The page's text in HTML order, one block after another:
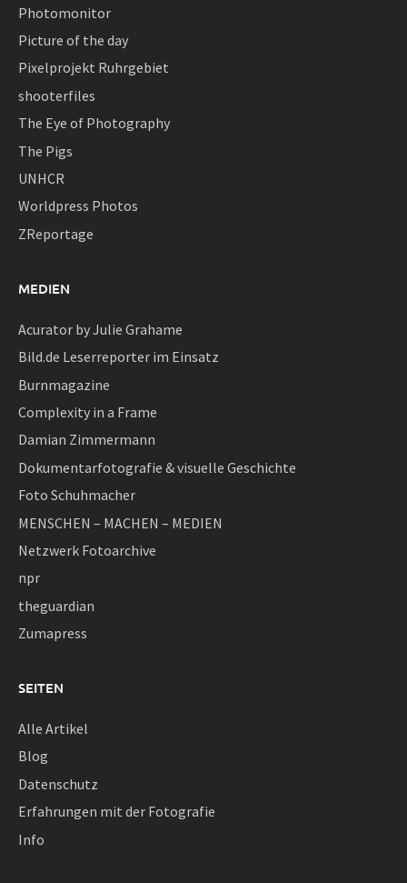
Photomonitor
Picture of the day
Pixelprojekt Ruhrgebiet
shooterfiles
The Eye of Photography
The Pigs
UNHCR
Worldpress Photos
ZReportage
MEDIEN
Acurator by Julie Grahame
Bild.de Leserreporter im Einsatz
Burnmagazine
Complexity in a Frame
Damian Zimmermann
Dokumentarfotografie & visuelle Geschichte
Foto Schuhmacher
MENSCHEN – MACHEN – MEDIEN
Netzwerk Fotoarchive
npr
theguardian
Zumapress
SEITEN
Alle Artikel
Blog
Datenschutz
Erfahrungen mit der Fotografie
Info